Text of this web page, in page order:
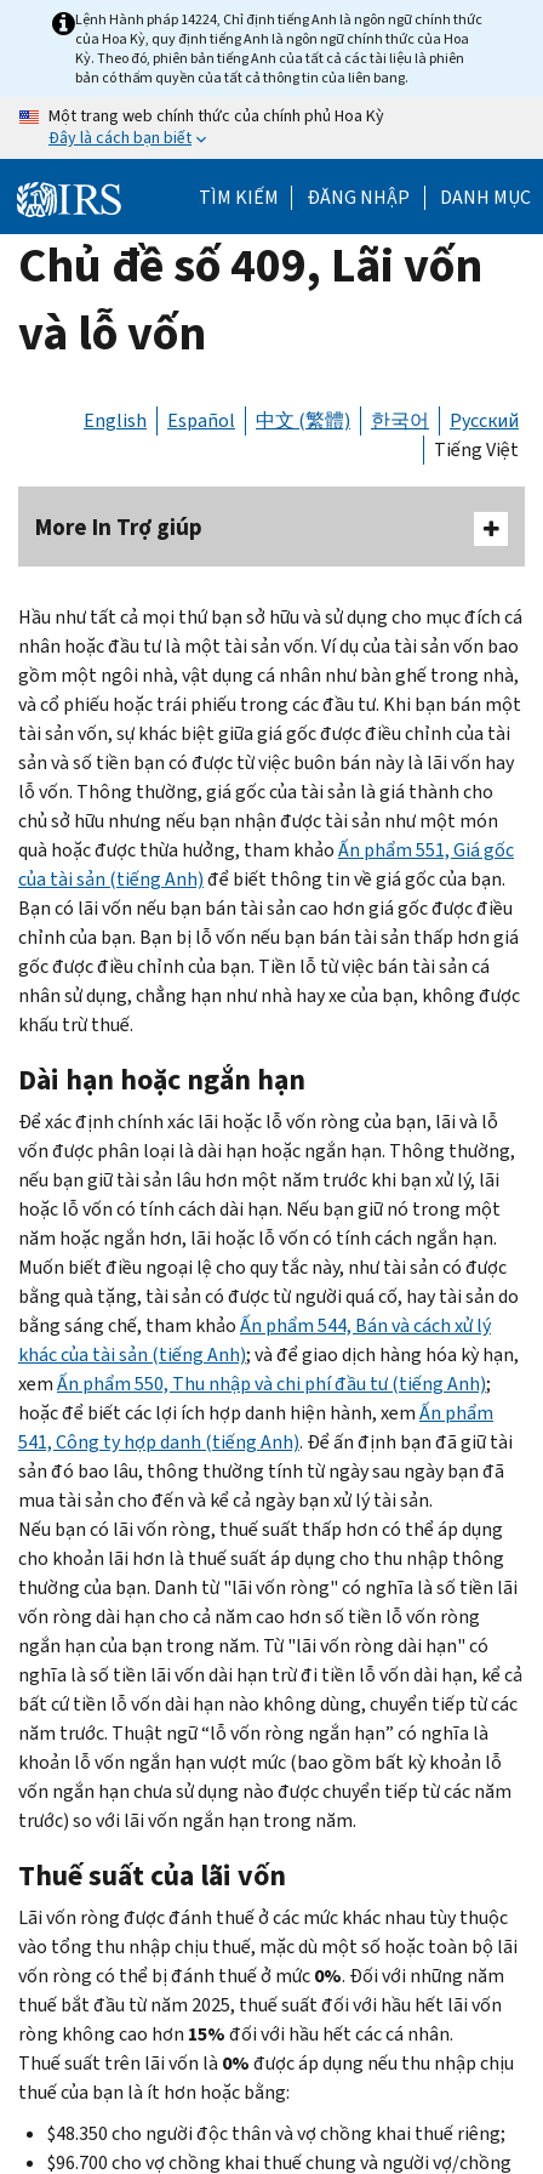
Lệnh Hành pháp 14224, Chỉ định tiếng Anh là ngôn ngữ chính thức
của Hoa Kỳ, quy định tiếng Anh là ngôn ngữ chính thức của Hoa
Kỳ. Theo đó, phiên bản tiếng Anh của tất cả các tài liệu là phiên
bản có thẩm quyền của tất cả thông tin của liên bang.
Một trang web chính thức của chính phủ Hoa Kỳ
Đây là cách bạn biết
TÌM KIẾM ĐĂNG NHẬP DANH MỤC
Chủ đề số 409, Lãi vốn
và lỗ vốn
English Español 中文 (繁體) 한국어
Русский
Tiếng Việt
More In Trợ giúp
Hầu như tất cả mọi thứ bạn sở hữu và sử dụng cho mục đích cá
nhân hoặc đầu tư là một tài sản vốn. Ví dụ của tài sản vốn bao
gồm một ngôi nhà, vật dụng cá nhân như bàn ghế trong nhà,
và cổ phiếu hoặc trái phiếu trong các đầu tư. Khi bạn bán một
tài sản vốn, sự khác biệt giữa giá gốc được điều chỉnh của tài
sản và số tiền bạn có được từ việc buôn bán này là lãi vốn hay
lỗ vốn. Thông thường, giá gốc của tài sản là giá thành cho
chủ sở hữu nhưng nếu bạn nhận được tài sản như một món
quà hoặc được thừa hưởng, tham khảoẤn phẩm 551, Giá gốc
của tài sản (tiếng Anh)để biết thông tin về giá gốc của bạn.
Bạn có lãi vốn nếu bạn bán tài sản cao hơn giá gốc được điều
chỉnh của bạn. Bạn bị lỗ vốn nếu bạn bán tài sản thấp hơn giá
gốc được điều chỉnh của bạn. Tiền lỗ từ việc bán tài sản cá
nhân sử dụng, chẳng hạn như nhà hay xe của bạn, không được
khấu trừ thuế.
Dài hạn hoặc ngắn hạn
Để xác định chính xác lãi hoặc lỗ vốn ròng của bạn, lãi và lỗ
vốn được phân loại là dài hạn hoặc ngắn hạn. Thông thường,
nếu bạn giữ tài sản lâu hơn một năm trước khi bạn xử lý, lãi
hoặc lỗ vốn có tính cách dài hạn. Nếu bạn giữ nó trong một
năm hoặc ngắn hơn, lãi hoặc lỗ vốn có tính cách ngắn hạn.
Muốn biết điều ngoại lệ cho quy tắc này, như tài sản có được
bằng quà tặng, tài sản có được từ người quá cố, hay tài sản do
bằng sáng chế, tham khảoẤn phẩm 544, Bán và cách xử lý
khác của tài sản (tiếng Anh); và để giao dịch hàng hóa kỳ hạn,
xemẤn phẩm 550, Thu nhập và chi phí đầu tư (tiếng Anh);
hoặc để biết các lợi ích hợp danh hiện hành, xemẤn phẩm
541, Công ty hợp danh (tiếng Anh). Để ấn định bạn đã giữ tài
sản đó bao lâu, thông thường tính từ ngày sau ngày bạn đã
mua tài sản cho đến và kể cả ngày bạn xử lý tài sản.
Nếu bạn có lãi vốn ròng, thuế suất thấp hơn có thể áp dụng
cho khoản lãi hơn là thuế suất áp dụng cho thu nhập thông
thường của bạn. Danh từ "lãi vốn ròng" có nghĩa là số tiền lãi
vốn ròng dài hạn cho cả năm cao hơn số tiền lỗ vốn ròng
ngắn hạn của bạn trong năm. Từ "lãi vốn ròng dài hạn" có
nghĩa là số tiền lãi vốn dài hạn trừ đi tiền lỗ vốn dài hạn, kể cả
bất cứ tiền lỗ vốn dài hạn nào không dùng, chuyển tiếp từ các
năm trước. Thuật ngữ “lỗ vốn ròng ngắn hạn” có nghĩa là
khoản lỗ vốn ngắn hạn vượt mức (bao gồm bất kỳ khoản lỗ
vốn ngắn hạn chưa sử dụng nào được chuyển tiếp từ các năm
trước) so với lãi vốn ngắn hạn trong năm.
Thuế suất của lãi vốn
Lãi vốn ròng được đánh thuế ở các mức khác nhau tùy thuộc
vào tổng thu nhập chịu thuế, mặc dù một số hoặc toàn bộ lãi
vốn ròng có thể bị đánh thuế ở mức0%. Đối với những năm
thuế bắt đầu từ năm 2025, thuế suất đối với hầu hết lãi vốn
ròng không cao hơn 15%đối với hầu hết các cá nhân.
Thuế suất trên lãi vốn là 0%được áp dụng nếu thu nhập chịu
thuế của bạn là ít hơn hoặc bằng:
$48.350 cho người độc thân và vợ chồng khai thuế riêng;
$96.700 cho vợ chồng khai thuế chung và người vợ/chồng